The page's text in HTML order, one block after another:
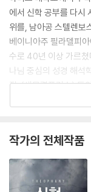
에서 신학 공부를 다시
위를, 남아공 스텔렌보
베이니아주 필라델피
수로 40년 이상 가르쳤
나님 중심의 성경 해석
적』(새물결플러스) 등
작가의 전체작품